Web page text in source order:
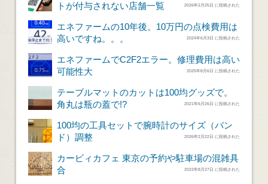
トが付与されない店舗一覧
2026年2月25日 に投稿された
エネファームの10年後。10万円の点検費用は
高いですね。。。
2024年6月3日 に投稿された
エネファームでC2F2エラー。修理費用は高い
可能性大
2025年8月6日 に投稿された
テーブルマットのカットは100均グッズで。
角丸は瓶の蓋で!?
2021年6月26日 に投稿された
100均の工具セットで腕時計のサイズ（バン
ド）調整
2026年2月22日 に投稿された
カービィカフェ 東京の予約や駐車場の混雑具
合
2022年8月27日 に投稿された